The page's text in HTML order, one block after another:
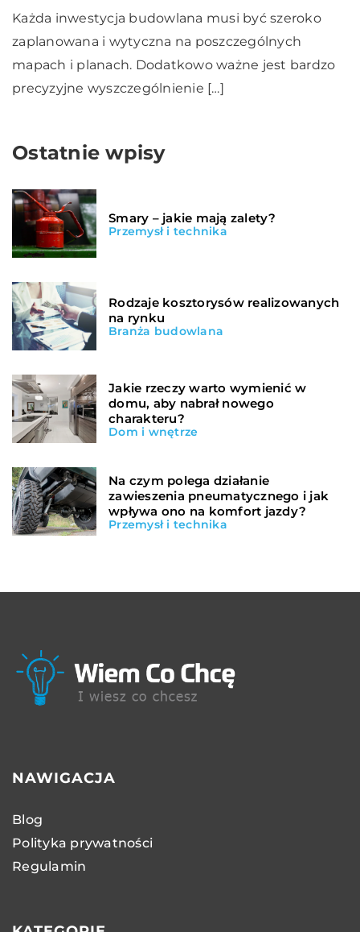
Każda inwestycja budowlana musi być szeroko
zaplanowana i wytyczna na poszczególnych
mapach i planach. Dodatkowo ważne jest bardzo
precyzyjne wyszczególnienie […]
Ostatnie wpisy
Smary – jakie mają zalety?
Przemysł i technika
Rodzaje kosztorysów realizowanych
na rynku
Branża budowlana
Jakie rzeczy warto wymienić w
domu, aby nabrał nowego
charakteru?
Dom i wnętrze
Na czym polega działanie
zawieszenia pneumatycznego i jak
wpływa ono na komfort jazdy?
Przemysł i technika
NAWIGACJA
Blog
Polityka prywatności
Regulamin